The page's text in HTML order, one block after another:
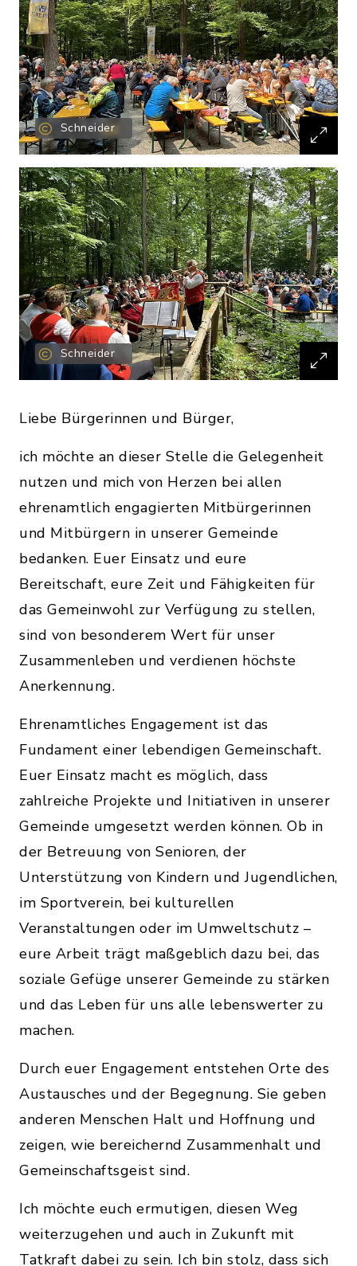
Schneider
Schneider
Liebe Bürgerinnen und Bürger,
ich möchte an dieser Stelle die Gelegenheit
nutzen und mich von Herzen bei allen
ehrenamtlich engagierten Mitbürgerinnen
und Mitbürgern in unserer Gemeinde
bedanken. Euer Einsatz und eure
Bereitschaft, eure Zeit und Fähigkeiten für
das Gemeinwohl zur Verfügung zu stellen,
sind von besonderem Wert für unser
Zusammenleben und verdienen höchste
Anerkennung.
Ehrenamtliches Engagement ist das
Fundament einer lebendigen Gemeinschaft.
Euer Einsatz macht es möglich, dass
zahlreiche Projekte und Initiativen in unserer
Gemeinde umgesetzt werden können. Ob in
der Betreuung von Senioren, der
Unterstützung von Kindern und Jugendlichen,
im Sportverein, bei kulturellen
Veranstaltungen oder im Umweltschutz –
eure Arbeit trägt maßgeblich dazu bei, das
soziale Gefüge unserer Gemeinde zu stärken
und das Leben für uns alle lebenswerter zu
machen.
Durch euer Engagement entstehen Orte des
Austausches und der Begegnung. Sie geben
anderen Menschen Halt und Hoffnung und
zeigen, wie bereichernd Zusammenhalt und
Gemeinschaftsgeist sind.
Ich möchte euch ermutigen, diesen Weg
weiterzugehen und auch in Zukunft mit
Tatkraft dabei zu sein. Ich bin stolz, dass sich